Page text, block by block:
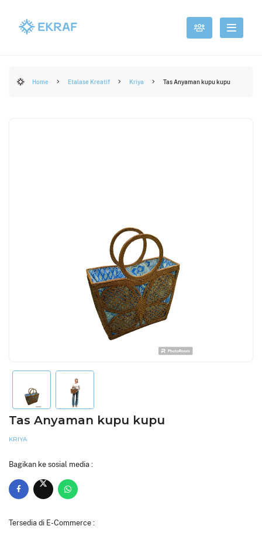
Home Etalase Kreatif Kriya Tas Anyaman kupu kupu
Tas Anyaman kupu kupu
KRIYA
Bagikan ke sosial media :
Tersedia di E-Commerce :